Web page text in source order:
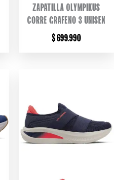
ZAPATILLA OLYMPIKUS
CORRE GRAFENO 3 UNISEX
$699.990